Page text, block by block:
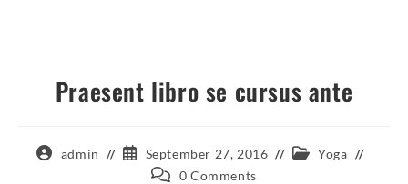
Praesent libro se cursus ante
admin September 27, 2016
Yoga
0 Comments